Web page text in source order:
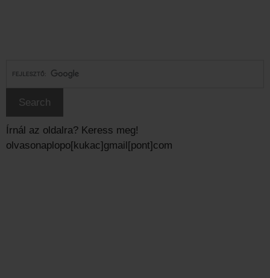
Írnál az oldalra? Keress meg!
olvasonaplopo[kukac]gmail[pont]com